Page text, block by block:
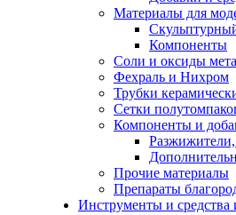
Материалы для
Компоненты
Соли и оксиды
Фехраль и Нихром
Трубки
Сетки
Компоненты и
Разжижители,
Прочие материалы
Препараты
Инструменты и средства